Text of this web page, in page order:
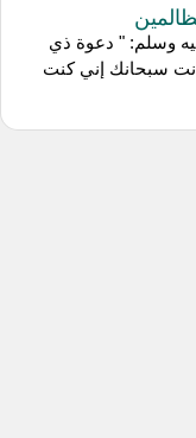
وسلم: " دعوة ذي
أنت سبحانك إني كنت